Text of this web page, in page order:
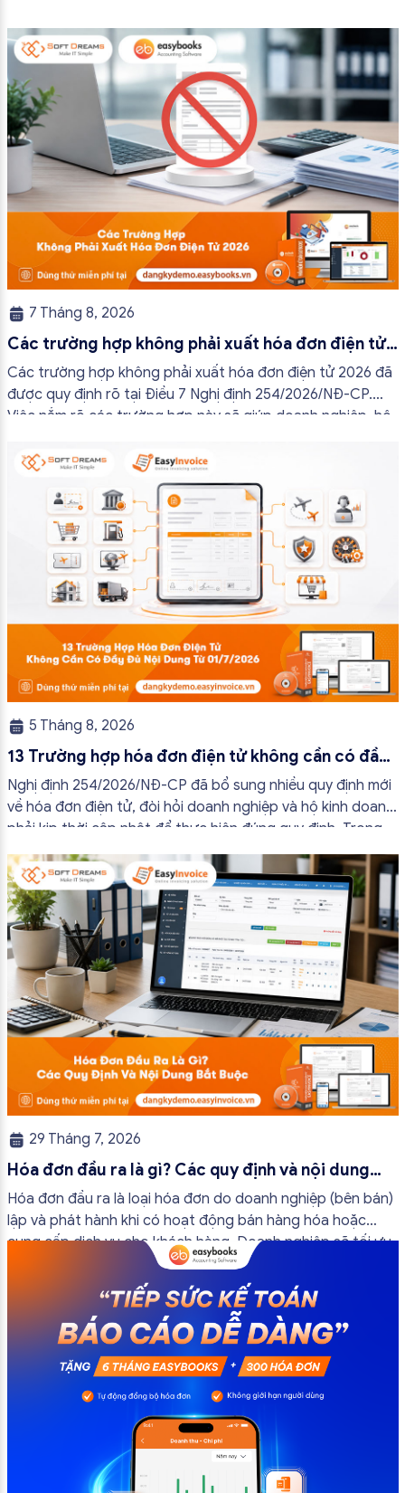
7 Tháng 8, 2026
Các trường hợp không phải xuất hóa đơn điện tử
2026
Các trường hợp không phải xuất hóa đơn điện tử 2026 đã
được quy định rõ tại Điều 7 Nghị định 254/2026/NĐ-CP.
Việc nắm rõ các trường hợp này sẽ giúp doanh nghiệp, hộ
tránh lập hóa đơn không cần thiết hoặc áp […]
5 Tháng 8, 2026
13 Trường hợp hóa đơn điện tử không cần có đầy
đủ nội dung từ 01/7/2026
Nghị định 254/2026/NĐ-CP đã bổ sung nhiều quy định mới
về hóa đơn điện tử, đòi hỏi doanh nghiệp và hộ kinh doanh
phải kịp thời cập nhật để thực hiện đúng quy định. Trong
bài viết này, hóa đơn điện tử EasyInvoice sẽ chia sẻ 13
trường hợp hóa đơn điện tử không cần […]
29 Tháng 7, 2026
Hóa đơn đầu ra là gì? Các quy định và nội dung
bắt buộc mới nhất
Hóa đơn đầu ra là loại hóa đơn do doanh nghiệp (bên bán)
lập và phát hành khi có hoạt động bán hàng hóa hoặc
cung cấp dịch vụ cho khách hàng. Doanh nghiệp sẽ tối ưu
quy trình vận hành và tránh được những án phạt hành
chính không đáng có nếu nắm rõ […]